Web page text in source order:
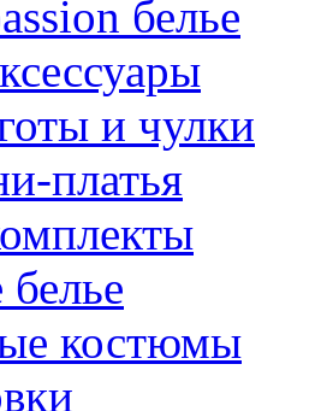
белье
и чулки
платья
костюмы